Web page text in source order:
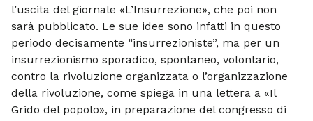
l’uscita del giornale «L’Insurrezione», che poi non
sarà pubblicato. Le sue idee sono infatti in questo
periodo decisamente “insurre­zioniste”, ma per un
insurrezionismo spo­radico, spontaneo, volontario,
contro la rivoluzione organizzata o l’organizzazione
della rivoluzione, come spiega in una let­tera a «Il
Grido del popolo», in preparazione del congresso di